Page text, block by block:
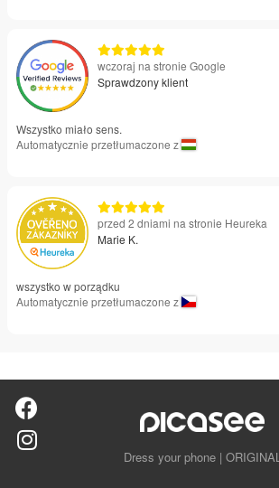
wczoraj na stronie Google
Sprawdzony klient
Wszystko miało sens.
Automatycznie przetłumaczone z
przed 2 dniami na stronie Heureka
Marie K.
wszystko w porządku
Automatycznie przetłumaczone z
Dress your phone | ORIGINAL